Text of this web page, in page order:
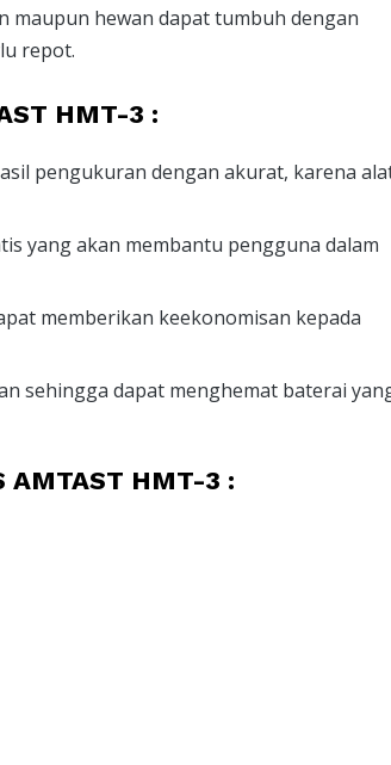
maupun hewan dapat tumbuh dengan
repot.
HMT-3 :
pengukuran dengan akurat, karena
yang akan membantu pengguna dalam
memberikan keekonomisan kepada
sehingga dapat menghemat baterai
HMT-3 :